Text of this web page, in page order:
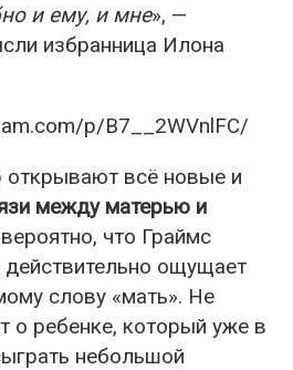
и ему, и мне», —
избранница Илона
p/B7__2WVnlFC/
открывают всё новые и
между матерью и
что Граймс
действительно ощущает
слову «мать». Не
о ребенке, который уже в
небольшой